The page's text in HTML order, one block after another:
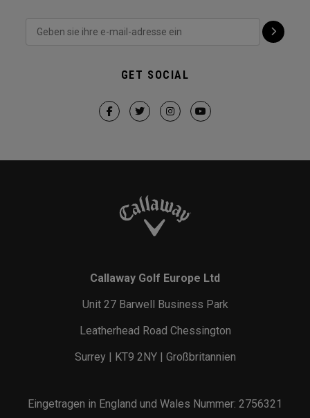
GET SOCIAL
Callaway Golf Europe Ltd
Unit 27 Barwell Business Park
Leatherhead Road Chessington
Surrey | KT9 2NY | Großbritannien
Eingetragen in England und Wales Nummer: 2756321